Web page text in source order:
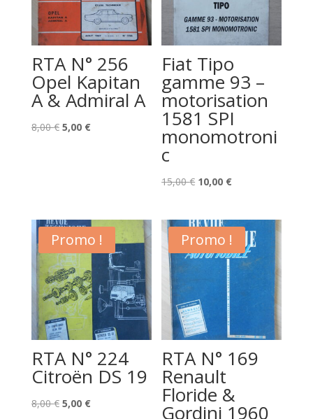
RTA N° 256
Opel Kapitan
A & Admiral A
8,00€ Le
5,00 €Le
Fiat Tipo
gamme 93 –
motorisation
1581 SPI
monomotroni
c
15,00€ Le
initial
était :
15,00 €.
10,00 €Le
actuel
est :
10,00 €.
Promo !
RTA N° 224
Citroën DS 19
8,00€ Le
5,00 €Le
Promo !
RTA N° 169
Renault
Floride &
Gordini 1960